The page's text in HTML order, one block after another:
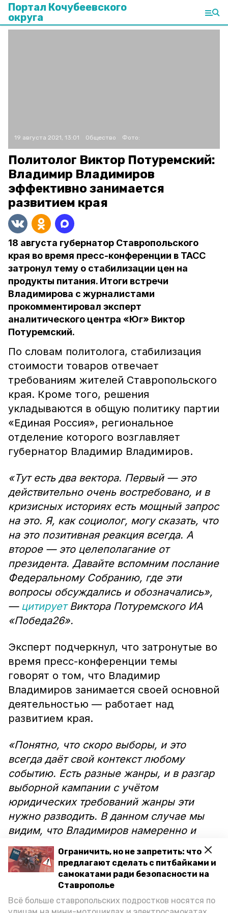
Ограничить, но не запретить: что
предлагают сделать с питбайками и
самокатами ради безопасности на
Ставрополье
Всё больше ставропольских подростков носятся по
Портал Кочубеевского
округа
19 августа 2021, 13:01 Общество Фото:
Политолог Виктор Потуремский:
Владимир Владимиров
эффективно занимается
развитием края
18 августа губернатор Ставропольского
края во время пресс-конференции в ТАСС
затронул тему о стабилизации цен на
продукты питания. Итоги встречи
Владимирова с журналистами
прокомментировал эксперт
аналитического центра «Юг» Виктор
Потуремский.
По словам политолога, стабилизация
стоимости товаров отвечает
требованиям жителей Ставропольского
края. Кроме того, решения
укладываются в общую политику партии
«Единая Россия», региональное
отделение которого возглавляет
губернатор Владимир Владимиров.
«Тут есть два вектора. Первый — это
действительно очень востребовано, и в
кризисных историях есть мощный запрос
на это. Я, как социолог, могу сказать, что
на это позитивная реакция всегда. А
второе — это целеполагание от
президента. Давайте вспомним послание
Федеральному Собранию, где эти
вопросы обсуждались и обозначались»,
— цитируетВиктора Потуремского ИА
«Победа26».
Эксперт подчеркнул, что затронутые во
время пресс-конференции темы
говорят о том, что Владимир
Владимиров занимается своей основной
деятельностью — работает над
развитием края.
«Понятно, что скоро выборы, и это
всегда даёт свой контекст любому
событию. Есть разные жанры, и в разгар
выборной кампании с учётом
юридических требований жанры эти
нужно разводить. В данном случае мы
видим, что Владимиров намеренно и
совершенно оправданно оставил за
рамками пресс-конференции все
политические вопросы. Губернатор
занимается своей прямой работой —
представляет и реализует программы по